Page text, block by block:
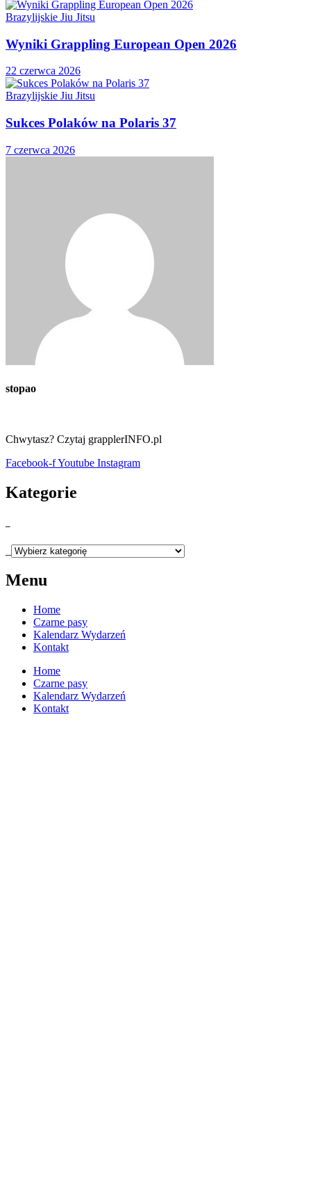
Brazylijskie Jiu Jitsu
Wyniki Grappling European Open 2026
22 czerwca 2026
Brazylijskie Jiu Jitsu
Sukces Polaków na Polaris 37
7 czerwca 2026
stopao
Chwytasz? Czytaj grapplerINFO.pl
Facebook-fYoutube Instagram
Kategorie
Menu
Home
Czarne pasy
Kalendarz Wydarzeń
Kontakt
Home
Czarne pasy
Kalendarz Wydarzeń
Kontakt